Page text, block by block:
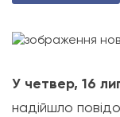
У четвер, 16
надійшло